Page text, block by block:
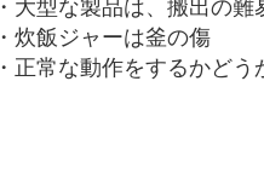
・大型な製品は、搬出の
・炊飯ジャーは釜の傷
・正常な動作をするかどう